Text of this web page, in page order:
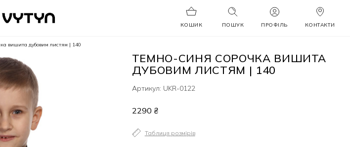
КОШИК ПОШУК ПРОФІЛЬ КОНТАКТИ
вишита дубовим листям | 140
ТЕМНО-СИНЯ СОРОЧКА ВИШИТА
ДУБОВИМ ЛИСТЯМ | 140
Артикул: UKR-0122
2290 ₴
Таблиця розмірів